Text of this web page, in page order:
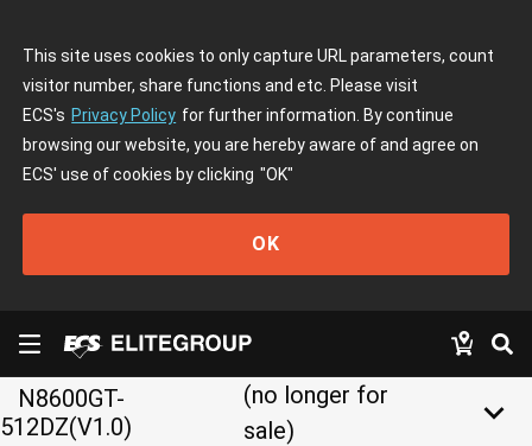
This site uses cookies to only capture URL parameters, count
visitor number, share functions and etc. Please visit
ECS's Privacy Policy for further information. By continue
browsing our website, you are hereby aware of and agree on
ECS' use of cookies by clicking "OK"
OK
N8600GT-
512DZ(V1.0)
(no longer for
sale)
keyboard_arrow_down